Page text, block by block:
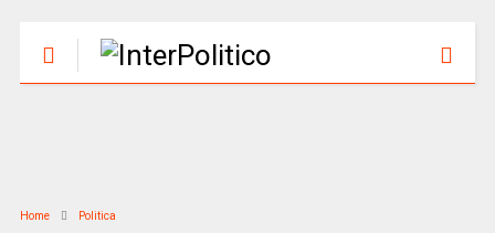
Home Politica